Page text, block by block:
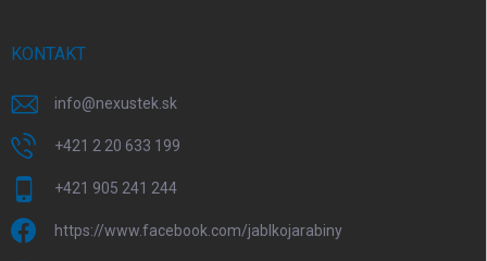
KONTAKT
info@nexustek.sk
+421 2 20 633 199
+421 905 241 244
https://www.facebook.com/jablkojarabiny